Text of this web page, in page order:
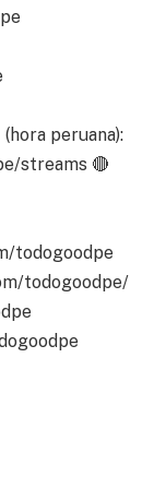
(hora peruana):
streams 🔴
todogoodpe
todogoodpe/